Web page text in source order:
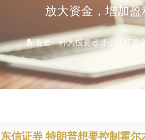
放大资金，增加
配资是一种为投资者提供杠杆资
东信证券 特朗普想要控制霍